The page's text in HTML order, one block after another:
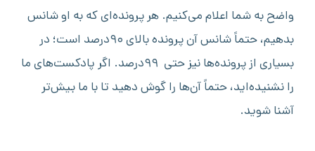
واضح به شما اعلام می‌کنیم. هر پرونده‌ای که به او شانس
بدهیم، حتماً شانس آن پرونده بالای ۹۰درصد است؛ در
بسیاری از پرونده‌ها نیز حتی ۹۹درصد. اگر پادکست‌های ما
را نشنیده‌اید، حتماً آن‌ها را گوش دهید تا با ما بیش‌تر
آشنا شوید.